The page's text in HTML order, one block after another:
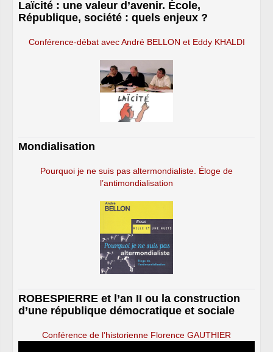
Laïcité : une valeur d’avenir. École,
République, société : quels enjeux ?
Conférence-débat avec André BELLON et Eddy KHALDI
Mondialisation
Pourquoi je ne suis pas altermondialiste. Éloge de
l’antimondialisation
ROBESPIERRE et l’an II ou la construction
d’une république démocratique et sociale
Conférence de l’historienne Florence GAUTHIER